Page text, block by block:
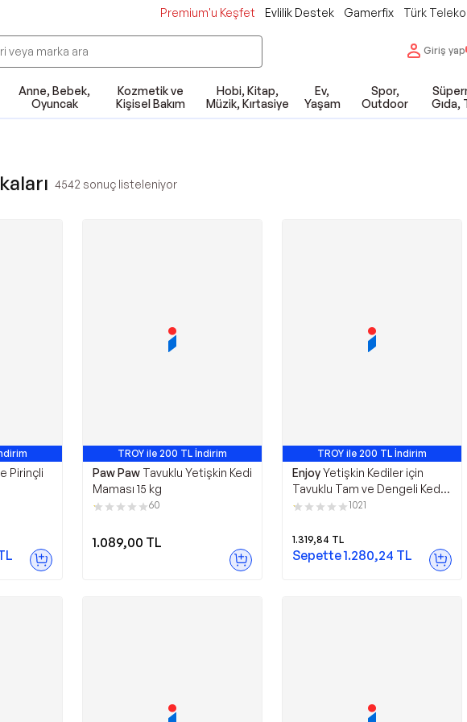
Premium'u Keşfet Evlilik Destek Gamerfix Türk
Giriş yap
Anne, Bebek,
Oyuncak
Kozmetik ve
Kişisel Bakım
Hobi, Kitap,
Müzik, Kırtasiye
Ev,
Yaşam
Spor,
Outdoor
Gıda,
4542 sonuç listeleniyor
Pirinçli
TROY ile 200 TL İndirim
En Çok Satan 11. Ürün
Paw Paw Tavuklu Yetişkin Kedi
Maması 15 kg
60
1.089,00 TL
TROY ile 200 TL İndirim
En Çok Satan 1. Ürün
EnjoyYetişkin Kediler için
Tavuklu Tam ve Dengeli Kedi
Maması 15 kg
1021
1.319,84 TL
Sepette1.280,24 TL